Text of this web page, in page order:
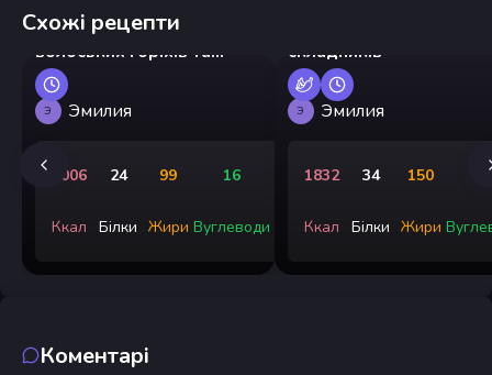
Схожі рецепти
Грузинська закуска з
волоських горіхів та
спецій
Э Эмилия
1006
Ккал
24
Білки
99
Жири
16
Вуглеводи
складників
Э Эмилия
1832
Ккал
34
Білки
150
Жири
82
Коментарі